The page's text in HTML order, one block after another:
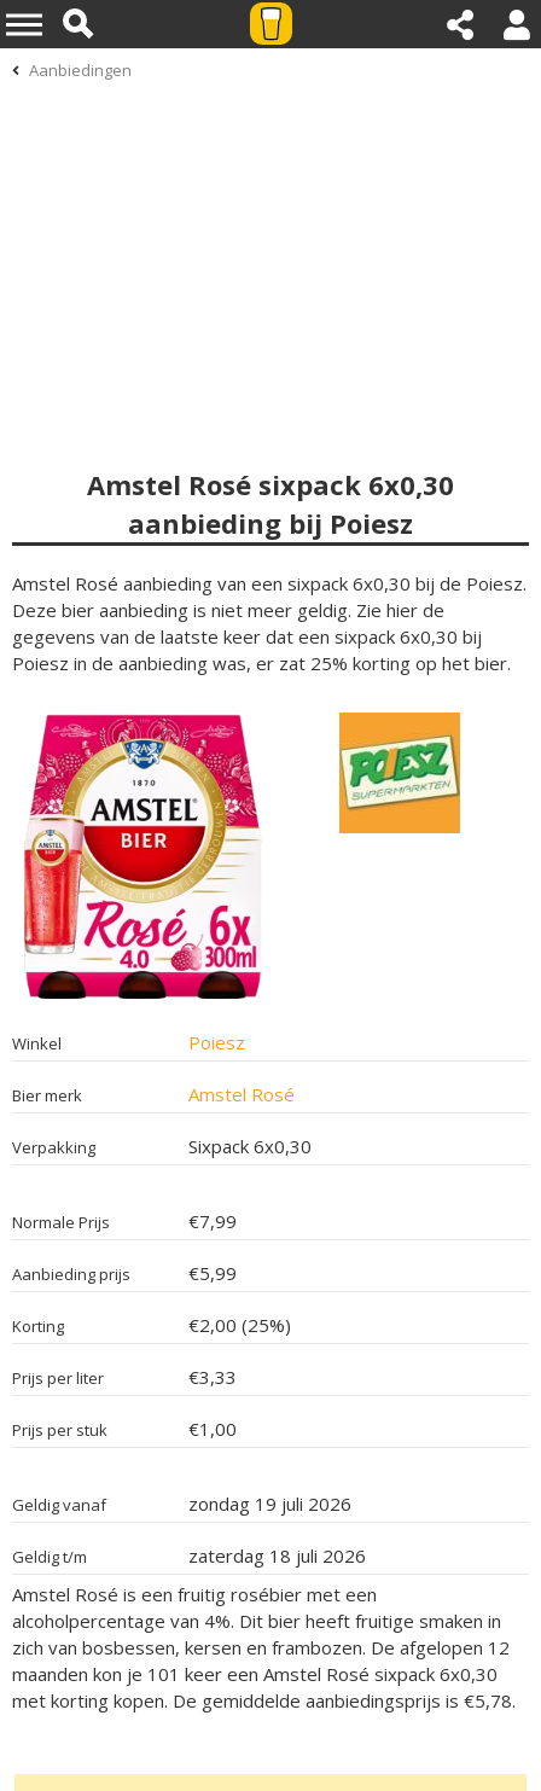
Aanbiedingen
Amstel Rosé sixpack 6x0,30
aanbieding bij Poiesz
Amstel Rosé aanbieding van een sixpack 6x0,30 bij de Poiesz.
Deze bier aanbieding is niet meer geldig. Zie hier de
gegevens van de laatste keer dat een sixpack 6x0,30 bij
Poiesz in de aanbieding was, er zat 25% korting op het bier.
Winkel Poiesz
Bier merk Amstel Rosé
Verpakking Sixpack 6x0,30
Normale Prijs €7,99
Aanbieding prijs €5,99
Korting €2,00 (25%)
Prijs per liter €3,33
Prijs per stuk €1,00
Geldig vanaf zondag 19 juli 2026
Geldig t/m
zaterdag 18 juli 2026
Amstel Rosé is een fruitig rosébier met een
alcoholpercentage van 4%. Dit bier heeft fruitige smaken in
zich van bosbessen, kersen en frambozen. De afgelopen 12
maanden kon je 101 keer een Amstel Rosé sixpack 6x0,30
met korting kopen. De gemiddelde aanbiedingsprijs is €5,78.